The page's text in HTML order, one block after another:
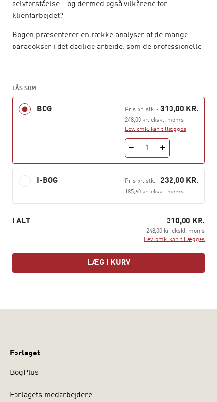
selvforståelse – og dermed også vilkårene for
klientarbejdet?
Bogen præsenterer en række analyser af de mange
paradokser i det daglige arbejde, som de professionelle
kapitler favner et bredt empirisk felt, der inkluderer
professioner som misbrugsbehandlere, socialrådgivere,
læger, sygeplejersker, skolelærere, pædagoger og
fængselsfunktionærer. Bogens analyser viser, at selv
om arbejdsområderne er meget forskellige, så er der
visse fælles vilkår, der kan siges „at skabe en
professionel“ på en ganske særlig måde i dag.
Antologien henvender sig til studerende på
velfærdsinstitutioner samt til praktikere bredt inden for
FÅS SOM
BOG Pris pr. stk.- 310,00 KR.
248,00 kr. ekskl. moms
Lev. omk. kan tillægges
1
I-BOG Pris pr. stk.- 232,00 KR.
185,60 kr. ekskl. moms
I ALT 310,00 KR.
248,00 kr. ekskl. moms
Lev. omk. kan tillægges
LÆG I KURV
Forlaget
BogPlus
Forlagets medarbejdere